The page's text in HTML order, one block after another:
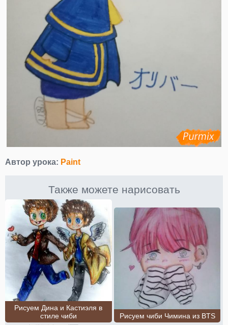
Автор урока: Paint
Также можете нарисовать
Рисуем Дина и Кастиэля в
стиле чиби
Рисуем чиби Чимина из BTS